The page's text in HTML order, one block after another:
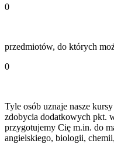
0
przedmiotów, do których
0
Tyle osób uznaje nasze
zdobycia dodatkowych pkt.
przygotujemy Cię m.in. do
angielskiego, biologii,